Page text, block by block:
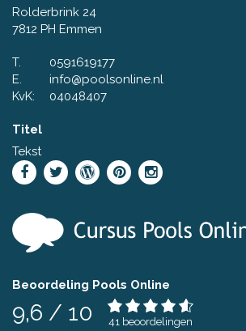
Rolderbrink 24
7812 PH Emmen
T.
0591619177
E.
info@poolsonline.nl
KvK:
04048407
Titel
Tekst
Beoordeling Pools Online
9,6 / 10 41 beoordelingen